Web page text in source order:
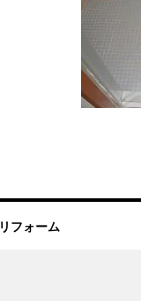
フォーム